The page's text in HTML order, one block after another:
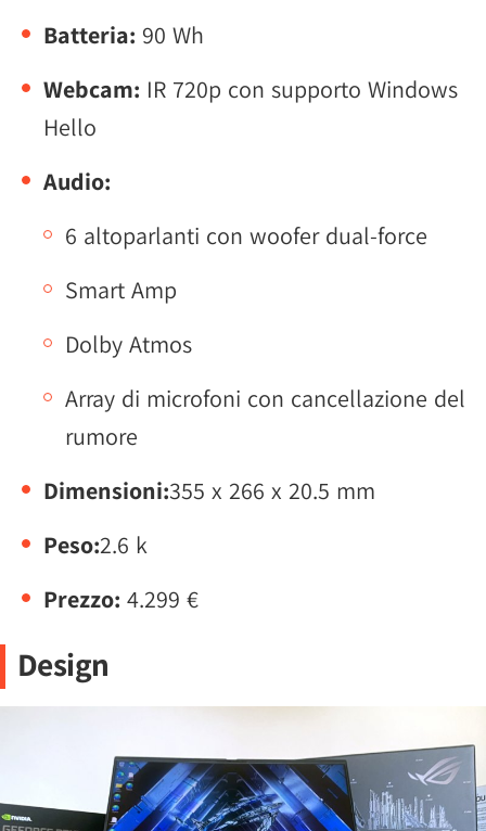
Batteria: 90 Wh
Webcam: IR 720p con supporto Windows
Hello
Audio:
6 altoparlanti con woofer dual-force
Smart Amp
Dolby Atmos
Array di microfoni con cancellazione del
rumore
Dimensioni:355 x 266 x 20.5 mm
Peso:2.6 k
Prezzo: 4.299 €
Design